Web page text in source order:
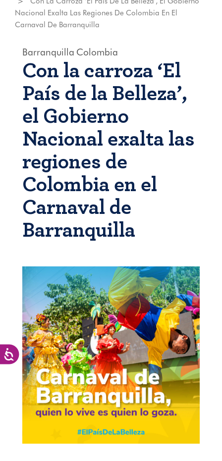
Accesibilidad
Nacional Exalta Las Regiones De Colombia En El
Carnaval De Barranquilla
Barranquilla Colombia
Con la carroza ‘El
País de la Belleza’,
el Gobierno
Nacional exalta las
regiones de
Colombia en el
Carnaval de
Barranquilla